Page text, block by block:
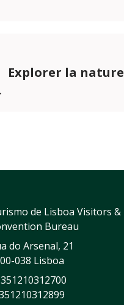
Explorer la nature
de Lisboa Visitors &
Bureau
do Arsenal, 21
038 Lisboa
351210312700